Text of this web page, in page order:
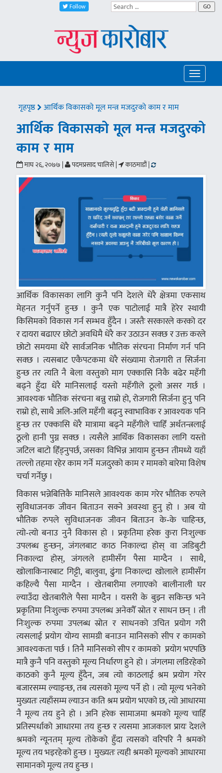
Follow GO
Toggle
गृहपृष्ठ आर्थिक विकासको मूल मन्त्र मजदुरको काम र माम
आर्थिक विकासको मूल मन्त्र मजदुरको
काम र माम
माघ २६, २०७७ | पदमप्रसाद चालिसे | काठमाडौं |
आर्थिक विकासका लागि कुनै पनि देशले धेरै क्षेत्रमा एकसाथ
मेहनत गर्नुपर्ने हुन्छ । कुनै एक पाटोलाई मात्रै हेरेर स्थायी
किसिमको विकास गर्न सम्भव हुँदैन । जस्तैः सरकारले करको दर
र दायरा बढाएर छोटो अवधिमै धेरै कर उठाउन सक्छ र उक्त करले
छोटो समयमा धेरै सार्वजनिक भौतिक संरचना निर्माण गर्न पनि
सक्छ । त्यसबाट एकैपटकमा धेरै संख्यामा रोजगारी त सिर्जना
हुन्छ तर त्यति नै बेला वस्तुको माग एक्कासि निकै बढेर महँगी
बढ्ने हुँदा धेरै मानिसलाई यस्तो महँगीले ठूलो असर गर्छ ।
आवश्यक भौतिक संरचना बन्नु राम्रो हो, रोजगारी सिर्जना हुनु पनि
राम्रो हो, साथै अलि‑अलि महँगी बढ्नु स्वाभाविक र आवश्यक पनि
हुन्छ तर एक्कासि धेरै मात्रामा बढ्ने महँगीले चाहिँ अर्थतन्त्रलाई
ठूलो हानी पुग्न सक्छ । त्यसैले आर्थिक विकासका लागि यस्तो
जटिल बाटो हिँड्नुपर्छ, जसका विभिन्न आयाम हुन्छन तीमध्ये यहाँ
तल्लो तहमा रहेर काम गर्ने मजदुरको काम र मामको बारेमा विशेष
चर्चा गर्नेछु ।
विकास भन्नेबित्तिकै मानिसले आवश्यक काम गरेर भौतिक रुपले
सुविधाजनक जीवन बिताउन सक्ने अवस्था हुनु हो । अब यो
भौतिक रुपले सुविधाजनक जीवन बिताउन के‑के चाहिन्छ,
त्यो‑त्यो बनाउ नुनै विकास हो । प्रकृतिमा हरेक कुरा निःशुल्क
उपलब्ध हुन्छन्, जंगलबाट काठ निकाल्दा होस् वा जडिबुटी
निकाल्दा होस्, जंगलले हामीसँग पैसा माग्दैन । साथै,
खोलाकिनारबाट गिट्टी, बालुवा, ढुंगा निकाल्दा खोलाले हामीसँग
कहिल्यै पैसा माग्दैन । खेतबारीमा लगाएको बालीनाली घर
ल्याउँदा खेतबारीले पैसा माग्दैन । यसरी के बुझ्न सकिन्छ भने
प्रकृतिमा निःशुल्क रुपमा उपलब्ध अनेकौँ स्रोत र साधन छन् । ती
निःशुल्क रुपमा उपलब्ध स्रोत र साधनको उचित प्रयोग गरी
त्यसलाई प्रयोग योग्य सामग्री बनाउन मानिसको सीप र कामको
आवश्यकता पर्छ । तिनै मानिसको सीप र कामको प्रयोग भएपछि
मात्रै कुनै पनि वस्तुको मूल्य निर्धारण हुने हो । जंगलमा लडिरहेको
काठको कुनै मूल्य हुँदैन, जब त्यो काठलाई श्रम प्रयोग गरेर
बजारसम्म ल्याइन्छ, तब त्यसको मूल्य पर्ने हो । त्यो मूल्य भनेको
मुख्यतः त्यहाँसम्म ल्याउन कति श्रम प्रयोग भएको छ, त्यो आधारमा
नै मूल्य तय हुने हो । अनि हरेक सामाजमा श्रमको मूल्य चाहिँ
प्रतिस्पर्धाको आधारमा तय हुन्छ र त्यसमा आजकाल प्रायः देशले
श्रमको न्यूनतम् मूल्य तोकेको हुँदा त्यसको वरिपरि नै श्रमको
मूल्य तय भइरहेको हुन्छ । मुख्यतः त्यही श्रमको मूल्यको आधारमा
सामानको मूल्य तय हुन्छ ।